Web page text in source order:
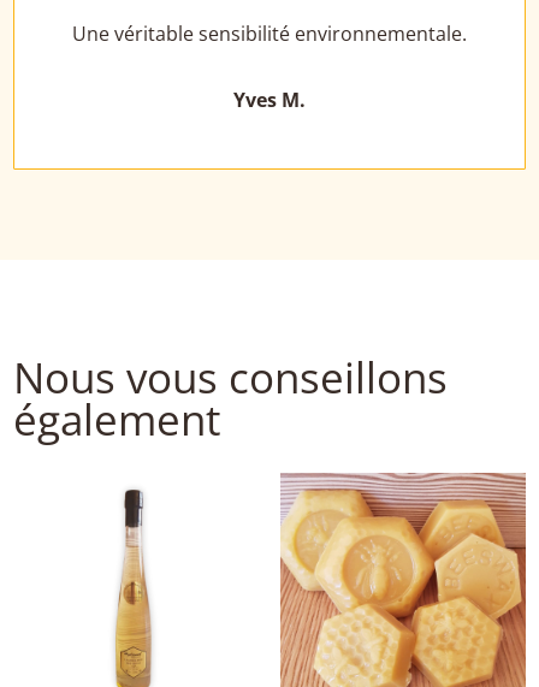
Une véritable sensibilité environnementale.
Yves M.
Nous vous conseillons
également